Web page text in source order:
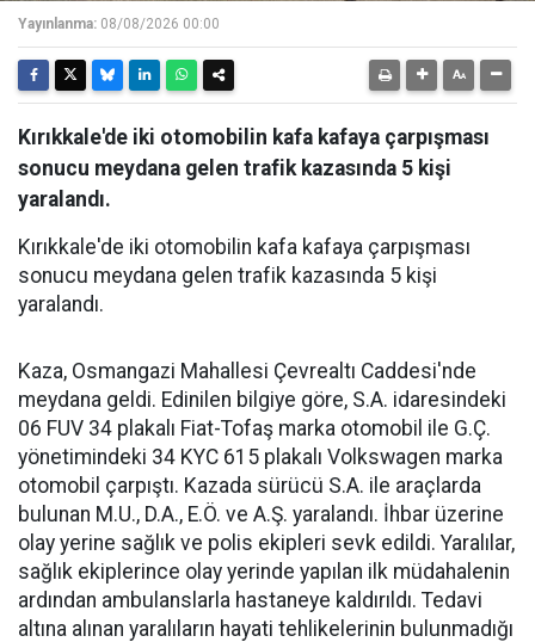
Yayınlanma: 08/08/2026 00:00
Kırıkkale'de iki otomobilin kafa kafaya çarpışması
sonucu meydana gelen trafik kazasında 5 kişi
yaralandı.
Kırıkkale'de iki otomobilin kafa kafaya çarpışması
sonucu meydana gelen trafik kazasında 5 kişi
yaralandı.
Kaza, Osmangazi Mahallesi Çevrealtı Caddesi'nde
meydana geldi. Edinilen bilgiye göre, S.A. idaresindeki
06 FUV 34 plakalı Fiat-Tofaş marka otomobil ile G.Ç.
yönetimindeki 34 KYC 615 plakalı Volkswagen marka
otomobil çarpıştı. Kazada sürücü S.A. ile araçlarda
bulunan M.U., D.A., E.Ö. ve A.Ş. yaralandı. İhbar üzerine
olay yerine sağlık ve polis ekipleri sevk edildi. Yaralılar,
sağlık ekiplerince olay yerinde yapılan ilk müdahalenin
ardından ambulanslarla hastaneye kaldırıldı. Tedavi
altına alınan yaralıların hayati tehlikelerinin bulunmadığı